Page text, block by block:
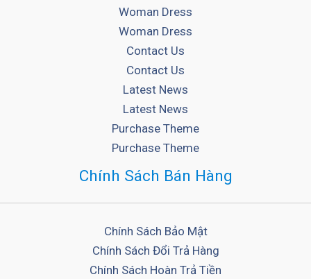
Woman Dress
Woman Dress
Contact Us
Contact Us
Latest News
Latest News
Purchase Theme
Purchase Theme
Chính Sách Bán Hàng
Chính Sách Bảo Mật
Chính Sách Đổi Trả Hàng
Chính Sách Hoàn Trả Tiền